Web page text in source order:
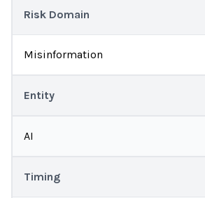
Risk Domain
Misinformation
Entity
AI
Timing